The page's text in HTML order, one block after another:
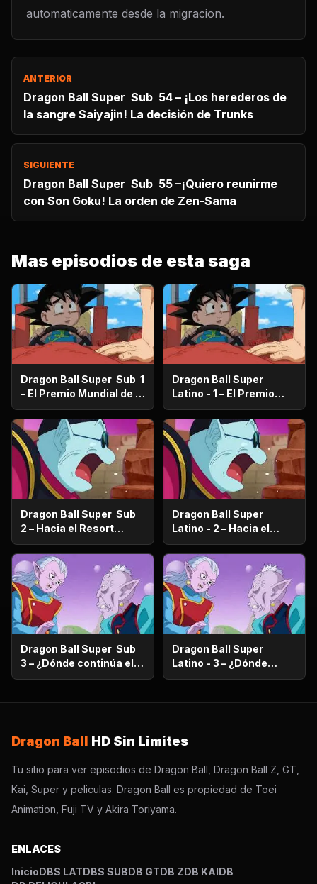
automaticamente desde la migracion.
ANTERIOR
Dragon Ball Super Sub 54 – ¡Los herederos de
la sangre Saiyajin! La decisión de Trunks
SIGUIENTE
Dragon Ball Super Sub 55 –¡Quiero reunirme
con Son Goku! La orden de Zen-Sama
Mas episodios de esta saga
Dragon Ball Super Sub 1
– El Premio Mundial de la
Paz ¿Quién se quedará
con los 100 millones de
Zenis?
Dragon Ball Super
Latino - 1 – El Premio
Mundial de la Paz
¿Quién se quedará con
los 100 millones de
Zenis?
Dragon Ball Super Sub
2 – Hacia el Resort
prometido ¿Vegeta se va
de viaje familiar?
Dragon Ball Super
Latino - 2 – Hacia el
Resort prometido
¿Vegeta se va de viaje
familiar?
Dragon Ball Super Sub
3 – ¿Dónde continúa el
sueño? ¡Encuentra al
Dragon Ball Super
Latino - 3 – ¿Dónde
continúa el sueño?
Saiyajin Dios!
Dragon Ball HD Sin Limites
Tu sitio para ver episodios de Dragon Ball, Dragon Ball Z, GT,
Kai, Super y peliculas. Dragon Ball es propiedad de Toei
Animation, Fuji TV y Akira Toriyama.
ENLACES
InicioDBS LATDBS SUBDB GTDB ZDB KAIDB